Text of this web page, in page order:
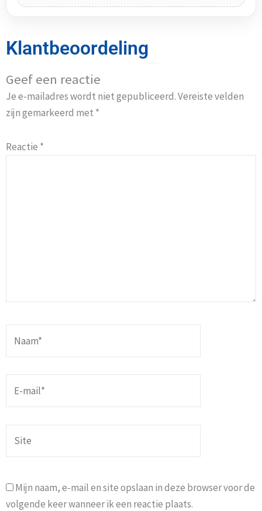
Klantbeoordeling
Geef een reactie
Je e-mailadres wordt niet gepubliceerd.Vereiste velden
zijn gemarkeerd met *
Reactie *
mail*
Mijn naam, e-mail en site opslaan in deze browser voor de
volgende keer wanneer ik een reactie plaats.